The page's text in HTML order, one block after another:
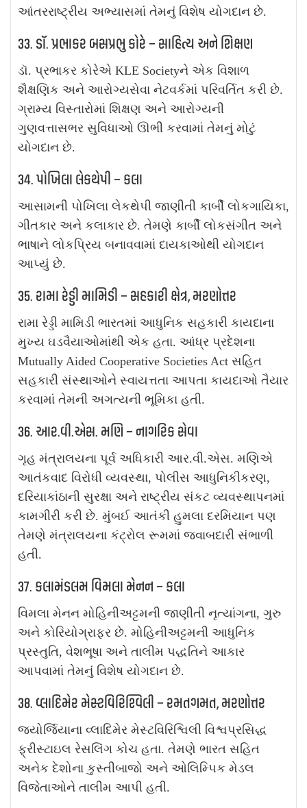
આંતરરાષ્ટ્રીય અભ્યાસમાં તેમનું વિશેષ યોગદાન છે.
33. ડૉ. પ્રભાકર બસપ્રભુ કોરે – સાહિત્ય અને શિક્ષણ
ડૉ. પ્રભાકર કોરેએ KLE Societyને એક વિશાળ
શૈક્ષણિક અને આરોગ્યસેવા નેટવર્કમાં પરિવર્તિત કરી છે.
ગ્રામ્ય વિસ્તારોમાં શિક્ષણ અને આરોગ્યની
ગુણવત્તાસભર સુવિધાઓ ઊભી કરવામાં તેમનું મોટું
યોગદાન છે.
34. પોખિલા લેકથેપી – કલા
આસામની પોખિલા લેકથેપી જાણીતી કાર્બી લોકગાયિકા,
ગીતકાર અને કલાકાર છે. તેમણે કાર્બી લોકસંગીત અને
ભાષાને લોકપ્રિય બનાવવામાં દાયકાઓથી યોગદાન
આપ્યું છે.
35. રામા રેડ્ડી મામિડી – સહકારી ક્ષેત્ર, મરણોત્તર
રામા રેડ્ડી મામિડી ભારતમાં આધુનિક સહકારી કાયદાના
મુખ્ય ઘડવૈયાઓમાંથી એક હતા. આંધ્ર પ્રદેશના
Mutually Aided Cooperative Societies Act સહિત
સહકારી સંસ્થાઓને સ્વાયત્તતા આપતા કાયદાઓ તૈયાર
કરવામાં તેમની અગત્યની ભૂમિકા હતી.
36. આર.વી.એસ. મણિ – નાગરિક સેવા
ગૃહ મંત્રાલયના પૂર્વ અધિકારી આર.વી.એસ. મણિએ
આતંકવાદ વિરોધી વ્યવસ્થા, પોલીસ આધુનિકીકરણ,
દરિયાકાંઠાની સુરક્ષા અને રાષ્ટ્રીય સંકટ વ્યવસ્થાપનમાં
કામગીરી કરી છે. મુંબઈ આતંકી હુમલા દરમિયાન પણ
તેમણે મંત્રાલયના કંટ્રોલ રૂમમાં જવાબદારી સંભાળી
હતી.
37. કલામંડલમ વિમલા મેનન – કલા
વિમલા મેનન મોહિનીઅટ્ટમની જાણીતી નૃત્યાંગના, ગુરુ
અને કોરિયોગ્રાફર છે. મોહિનીઅટ્ટમની આધુનિક
પ્રસ્તુતિ, વેશભૂષા અને તાલીમ પદ્ધતિને આકાર
આપવામાં તેમનું વિશેષ યોગદાન છે.
38. વ્લાદિમેર મેસ્ટવિરિશ્વિલી – રમતગમત, મરણોત્તર
જ્યોર્જિયાના વ્લાદિમેર મેસ્ટવિરિશ્વિલી વિશ્વપ્રસિદ્ધ
ફ્રીસ્ટાઇલ રેસલિંગ કોચ હતા. તેમણે ભારત સહિત
અનેક દેશોના કુસ્તીબાજો અને ઓલિમ્પિક મેડલ
વિજેતાઓને તાલીમ આપી હતી.